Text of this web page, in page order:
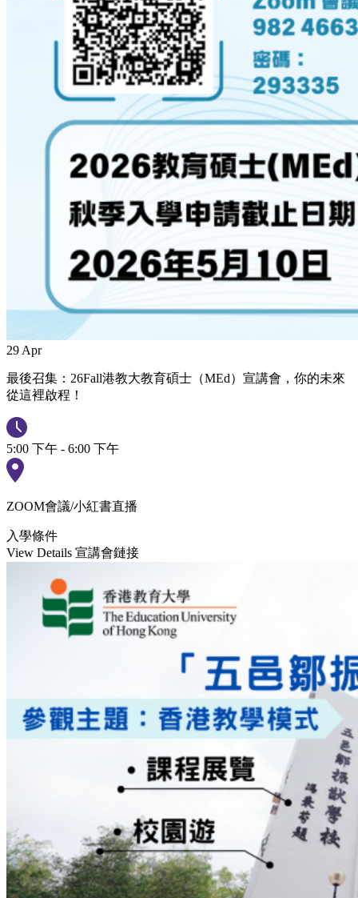
29 Apr
最後召集：26Fall港教大教育碩士（MEd）宣講會，你的未來
從這裡啟程！
5:00 下午 - 6:00 下午
ZOOM會議/小紅書直播
入學條件
View Details 宣講會鏈接